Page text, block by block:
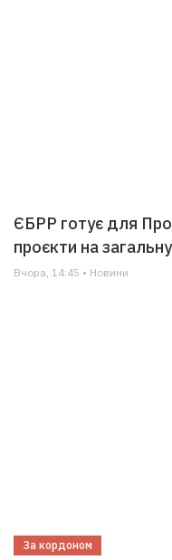
ЄБРР готує для
проєкти на
Вчора, 14:45 • Новини
За кордоном